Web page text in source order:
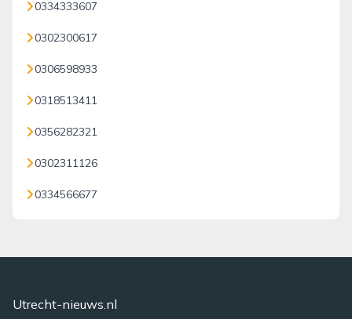
0334333607
0302300617
0306598933
0318513411
0356282321
0302311126
0334566677
Utrecht-nieuws.nl